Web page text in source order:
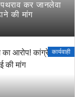
कर जानलेवा
की मांग
कार्यवाही